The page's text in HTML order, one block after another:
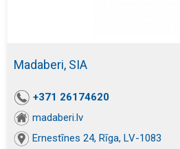
Madaberi, SIA
+371 26174620
madaberi.lv
Ernestīnes 24, Rīga, LV-1083